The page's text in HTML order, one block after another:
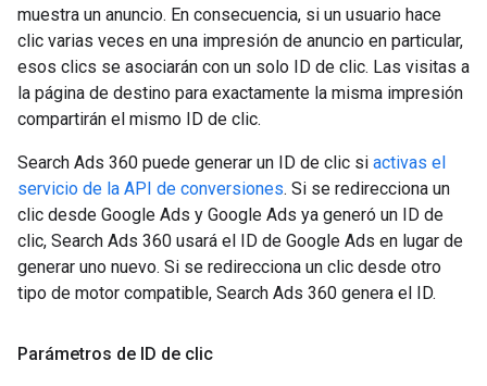
muestra un anuncio. En consecuencia, si un usuario hace
clic varias veces en una impresión de anuncio en particular,
esos clics se asociarán con un solo ID de clic. Las visitas a
la página de destino para exactamente la misma impresión
compartirán el mismo ID de clic.
Search Ads 360 puede generar un ID de clic si activas el
servicio de la API de conversiones. Si se redirecciona un
clic desde Google Ads y Google Ads ya generó un ID de
clic, Search Ads 360 usará el ID de Google Ads en lugar de
generar uno nuevo. Si se redirecciona un clic desde otro
tipo de motor compatible, Search Ads 360 genera el ID.
Parámetros de ID de clic